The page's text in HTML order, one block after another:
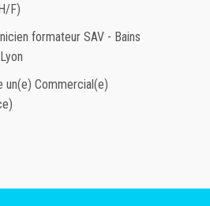
F)
formateur SAV - Bains
un(e) Commercial(e)